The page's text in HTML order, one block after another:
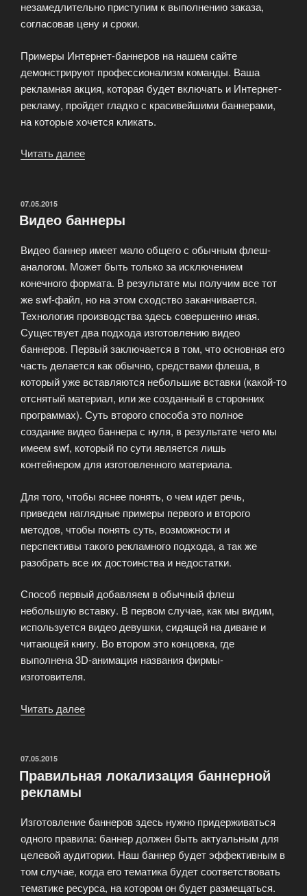
незамедлительно приступим к выполнению заказа,
согласовав цену и сроки.
Примеры Интернет-баннеров на нашем сайте
демонстрируют профессионализм команды. Ваша
рекламная акция, которая будет включать и Интернет-
рекламу, пройдет гладко с красивейшими баннерами,
на которые хочется кликать.
Читать далее
как
нашего
креатива»
ОПУБЛИКОВАНО
07.05.2015
Видео баннеры
Видео баннер имеет мало общего с обычным флеш-
аналогом. Может быть только за исключением
конечного формата. В результате мы получим все тот
же swf-файл, но на этом сходство заканчивается.
Технология производства здесь совершенно иная.
Существует два подхода изготовлению видео
баннеров. Первый заключается в том, что основная его
часть делается как обычно, средствами флеша, в
который уже вставляются небольшие вставки (какой-то
отснятый материал, или же созданный в сторонних
программах). Суть второго способа это полное
создание видео баннера с нуля, в результате чего мы
имеем swf, который по сути является лишь
контейнером для изготовленного материала.
Для того, чтобы яснее понять, о чем идет речь,
приведем наглядные примеры первого и второго
методов, чтобы понять суть, возможности и
перспективы такого рекламного подхода, а так же
разобрать все их достоинства и недостатки.
Способ первый добавляем в обычный флеш
небольшую вставку. В первом случае, как мы видим,
используется видео девушки, сидящей на диване и
читающей книгу. Во втором это концовка, где
выполнена 3D-анимация названия фирмы-
изготовителя.
Читать далее
ОПУБЛИКОВАНО
07.05.2015
Правильная локализация баннерной
рекламы
Изготовление баннеров здесь нужно придерживаться
одного правила: баннер должен быть актуальным для
целевой аудитории. Наш баннер будет эффективным в
том случае, когда его тематика будет соответствовать
тематике ресурса, на котором он будет размещаться.